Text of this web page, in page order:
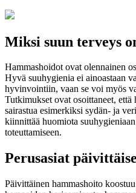
Miksi suun terveys
Hammashoidot ovat olennainen
Hyvä suuhygienia ei ainoastaan
hyvinvointiin, vaan se voi myös
Tutkimukset ovat osoittaneet,
sairastua esimerkiksi sydän- ja
kiinnittää huomiota
toteuttamiseen.
Perusasiat
Päivittäinen hammashoito